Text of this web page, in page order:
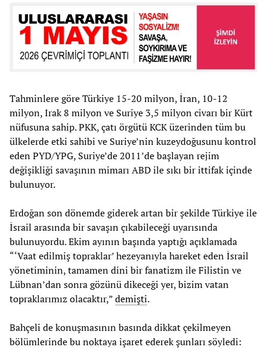
Tahminlere göre Türkiye 15-20 milyon, İran, 10-12
milyon, Irak 8 milyon ve Suriye 3,5 milyon civarı bir Kürt
nüfusuna sahip. PKK, çatı örgütü KCK üzerinden tüm bu
ülkelerde etki sahibi ve Suriye’nin kuzeydoğusunu kontrol
eden PYD/YPG, Suriye’de 2011’de başlayan rejim
değişikliği savaşının mimarı ABD ile sıkı bir ittifak içinde
bulunuyor.
Erdoğan son dönemde giderek artan bir şekilde Türkiye ile
İsrail arasında bir savaşın çıkabileceği uyarısında
bulunuyordu. Ekim ayının başında yaptığı açıklamada
“‘Vaat edilmiş topraklar’ hezeyanıyla hareket eden İsrail
yönetiminin, tamamen dini bir fanatizm ile Filistin ve
Lübnan’dan sonra gözünü dikeceği yer, bizim vatan
topraklarımız olacaktır,”demişti.
Bahçeli de konuşmasının basında dikkat çekilmeyen
bölümlerinde bu noktaya işaret ederek şunları söyledi: